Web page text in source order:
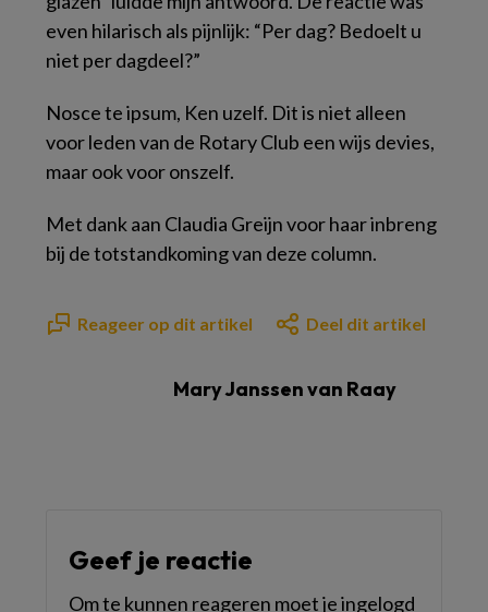
even hilarisch als pijnlijk: “Per dag? Bedoelt u
niet per dagdeel?”
Nosce te ipsum, Ken uzelf. Dit is niet alleen
voor leden van de Rotary Club een wijs devies,
maar ook voor onszelf.
Met dank aan Claudia Greijn voor haar inbreng
bij de totstandkoming van deze column.
Reageer op dit artikel Deel dit artikel
Mary Janssen van Raay
Geef je reactie
Om te kunnen reageren moet je ingelogd